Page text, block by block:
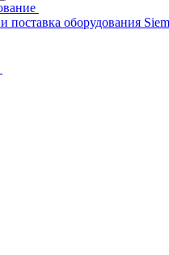
поставка оборудования